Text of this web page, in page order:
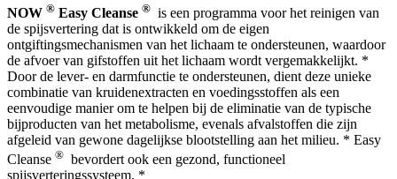
NOW ® Easy Cleanse ® is een programma voor het reinigen van
de spijsvertering dat is ontwikkeld om de eigen
ontgiftingsmechanismen van het lichaam te ondersteunen, waardoor
de afvoer van gifstoffen uit het lichaam wordt vergemakkelijkt. *
Door de lever- en darmfunctie te ondersteunen, dient deze unieke
combinatie van kruidenextracten en voedingsstoffen als een
eenvoudige manier om te helpen bij de eliminatie van de typische
bijproducten van het metabolisme, evenals afvalstoffen die zijn
afgeleid van gewone dagelijkse blootstelling aan het milieu. * Easy
Cleanse ® bevordert ook een gezond, functioneel
spijsverteringssysteem. *